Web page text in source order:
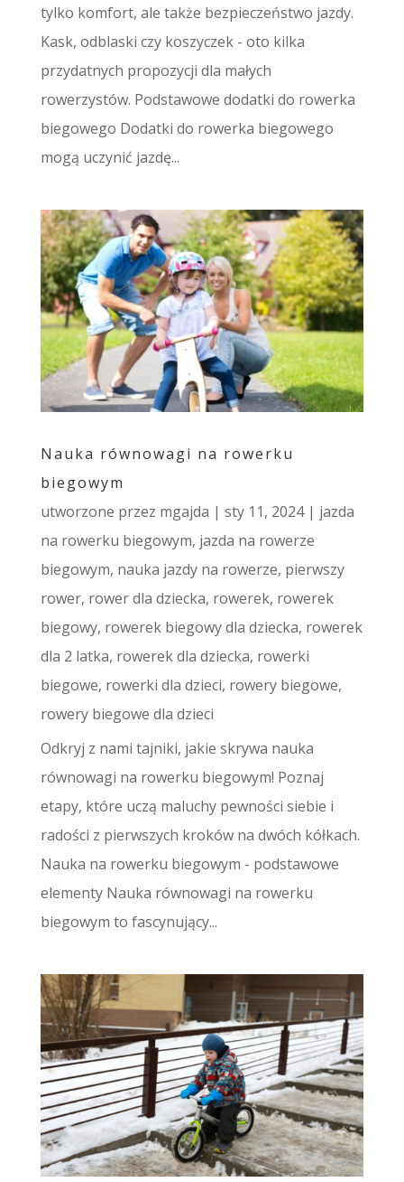
tylko komfort, ale także bezpieczeństwo jazdy.
Kask, odblaski czy koszyczek - oto kilka
przydatnych propozycji dla małych
rowerzystów. Podstawowe dodatki do rowerka
biegowego Dodatki do rowerka biegowego
mogą uczynić jazdę...
Nauka równowagi na rowerku
biegowym
utworzone przez mgajda | sty 11, 2024| jazda
na rowerku biegowym, jazda na rowerze
biegowym, nauka jazdy na rowerze, pierwszy
rower, rower dla dziecka, rowerek, rowerek
biegowy, rowerek biegowy dla dziecka, rowerek
dla 2 latka, rowerek dla dziecka, rowerki
biegowe, rowerki dla dzieci, rowery biegowe,
rowery biegowe dla dzieci
Odkryj z nami tajniki, jakie skrywa nauka
równowagi na rowerku biegowym! Poznaj
etapy, które uczą maluchy pewności siebie i
radości z pierwszych kroków na dwóch kółkach.
Nauka na rowerku biegowym - podstawowe
elementy Nauka równowagi na rowerku
biegowym to fascynujący...